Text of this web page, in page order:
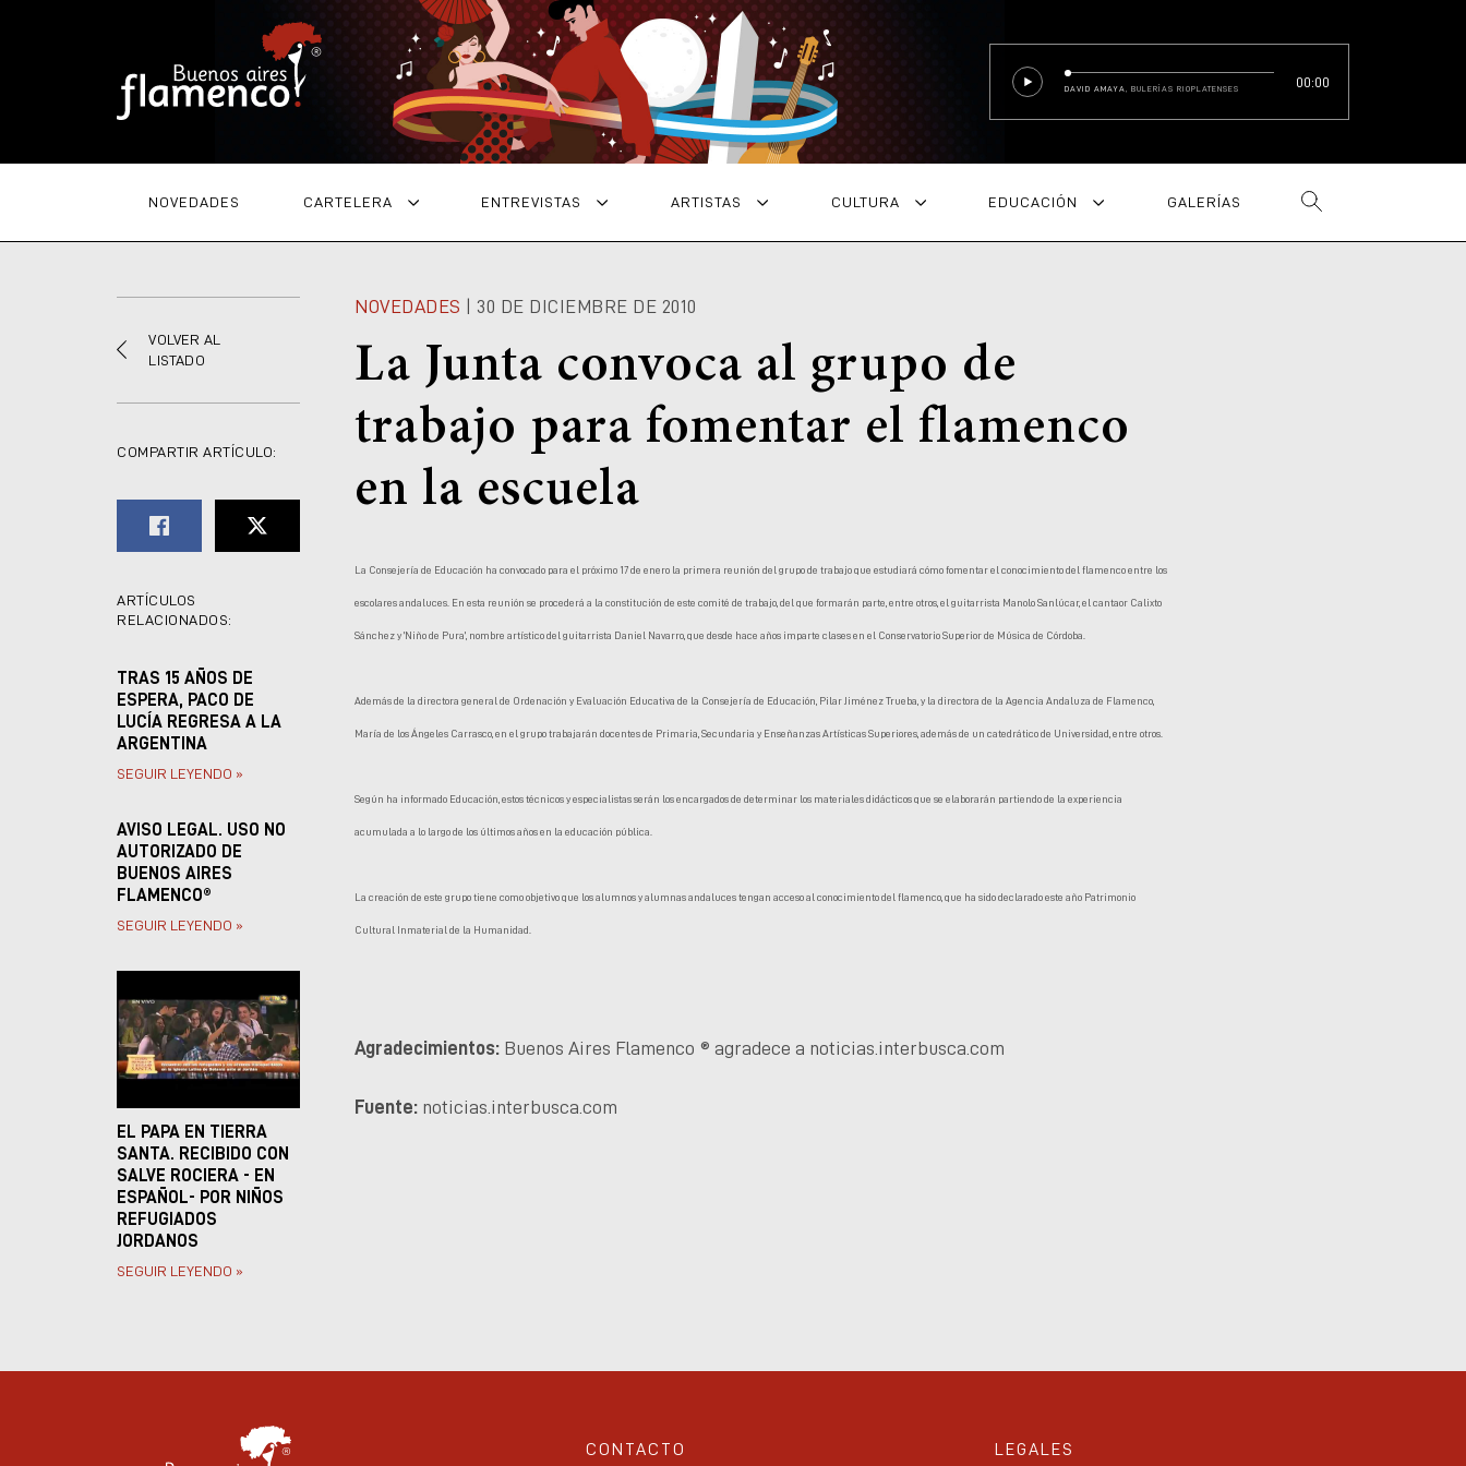
DAVID AMAYA , BULERÍAS RIOPLATENSES 00:00
NOVEDADES CARTELERA ENTREVISTAS ARTISTAS CULTURA EDUCACIÓN GALERÍAS
NOVEDADES | 30 DE DICIEMBRE DE 2010
La Junta convoca al grupo de
trabajo para fomentar el flamenco
en la escuela
La Consejería de Educación ha convocado para el próximo 17 de enero la primera reunión del grupo de trabajo que estudiará cómo fomentar el conocimiento del flamenco entre los
escolares andaluces. En esta reunión se procederá a la constitución de este comité de trabajo, del que formarán parte, entre otros, el guitarrista Manolo Sanlúcar, el cantaor Calixto
Sánchez y 'Niño de Pura', nombre artístico del guitarrista Daniel Navarro, que desde hace años imparte clases en el Conservatorio Superior de Música de Córdoba.
Además de la directora general de Ordenación y Evaluación Educativa de la Consejería de Educación, Pilar Jiménez Trueba, y la directora de la Agencia Andaluza de Flamenco,
María de los Ángeles Carrasco, en el grupo trabajarán docentes de Primaria, Secundaria y Enseñanzas Artísticas Superiores, además de un catedrático de Universidad, entre otros.
Según ha informado Educación, estos técnicos y especialistas serán los encargados de determinar los materiales didácticos que se elaborarán partiendo de la experiencia
acumulada a lo largo de los últimos años en la educación pública.
La creación de este grupo tiene como objetivo que los alumnos y alumnas andaluces tengan acceso al conocimiento del flamenco, que ha sido declarado este año Patrimonio
Cultural Inmaterial de la Humanidad.
Agradecimientos: Buenos Aires Flamenco ® agradece a noticias.interbusca.com
Fuente: noticias.interbusca.com
VOLVER AL
LISTADO
COMPARTIR ARTÍCULO:
ARTÍCULOS
RELACIONADOS:
TRAS 15 AÑOS DE
ESPERA, PACO DE
LUCÍA REGRESA A LA
ARGENTINA
SEGUIR LEYENDO »
AVISO LEGAL. USO NO
AUTORIZADO DE
BUENOS AIRES
FLAMENCO®
SEGUIR LEYENDO »
EL PAPA EN TIERRA
SANTA. RECIBIDO CON
SALVE ROCIERA - EN
ESPAÑOL- POR NIÑOS
REFUGIADOS
JORDANOS
SEGUIR LEYENDO »
CONTACTO LEGALES